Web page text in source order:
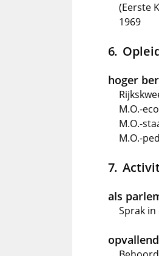
(Eerste
1969
hoger
M.O.-
M.O.-
M.O.-
als
Sprak